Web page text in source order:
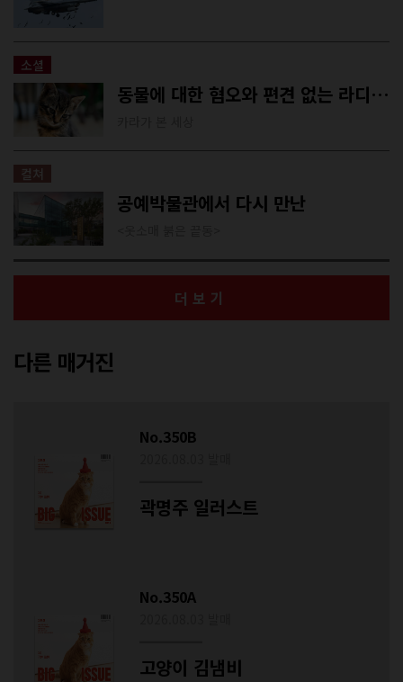
소셜
동물에 대한 혐오와 편견 없는 라디오 방송을 요구하는 이유
컬쳐
공예박물관에서 다시 만난
더보기
다른 매거진
No.350B
곽명주 일러스트
No.350A
고양이 김냄비